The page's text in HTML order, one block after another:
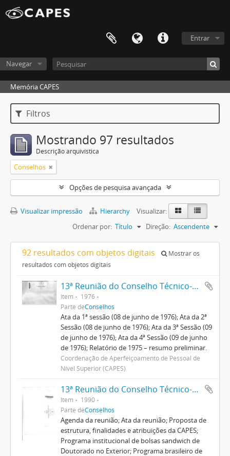
Entrar
Navegar
Memória CAPES
Filtros
Mostrando 97 resultados
Descrição arquivística
Conselhos
Opções de pesquisa avançada
Visualizar impressão Hierarchy
Visualizar:
Ordenar por: Título Direção: Ascendente
92 resultados com objetos digitais
Mostrar os
resultados com objetos digitais
13ª Reunião do Conselho Técnico-Administrativo
Item
1976
Parte deConselhos
Ata da 1ª sessão (08 de junho de 1976); Ata da 2ª
Sessão (08 de junho de 1976); Ata da 3ª Sessão (09
de junho de 1976); Ata da 4ª Sessão (09 de junho
de 1976); Relatório de 1975 – resumo preliminar.
Coordenação de Aperfeiçoamento de Pessoal de
Nível Superior (CAPES)
13ª Reunião do Conselho Técnico-Científico
Item
1990
Parte deConselhos
Agenda da reunião; Ata da reunião; Proposta de
estrutura, finalidades e atribuições da CAPES;
Programa institucional de bolsas sandwich de
Doutorado no Exterior; Programa brasileiro de